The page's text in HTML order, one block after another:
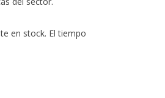
en stock. El tiempo